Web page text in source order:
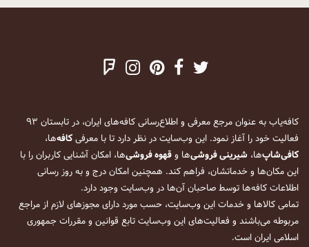
کافه‌یاب به عنوان مرجع معرفی و اطلاع‌رسانی کافه‌های ایران، در تابستان ۹۳
فعالیت خود را آغاز نمود. این وب‌سایت در نظر دارد تا با معرفیکافه‌ها،
کافی‌شاپ‌ها، شیرینی فروشی‌ها وقهوه فروشی‌ها، امکان آشنایی کاربران را با
این مکان‌ها و خدماتشان، فراهم کند. همچنین امکان درج و به روز رسانی
اطلاعات کافه‌ها توسط صاحبان آن‌ها در وب‌سایت وجود دارد.
تمامی کالاها و خدمات این وب‌سایت، حسب مورد دارای مجوزهای لازم از مراجع
مربوطه می‌باشند و فعالیت‌های این وب‌سایت تابع قوانین و مقررات جمهوری
اسلامی ایران است.